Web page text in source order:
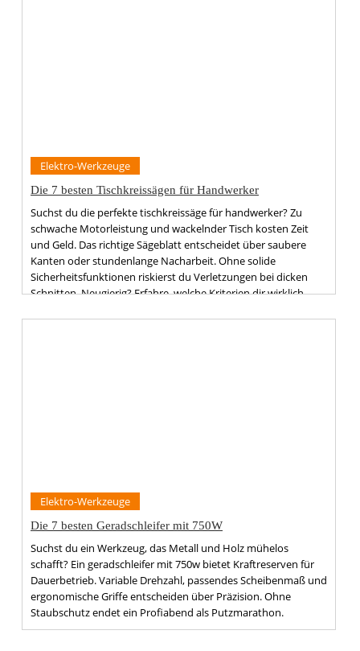
Elektro-Werkzeuge
Die 7 besten Tischkreissägen für Handwerker
Suchst du die perfekte tischkreissäge für handwerker? Zu
schwache Motorleistung und wackelnder Tisch kosten Zeit
und Geld. Das richtige Sägeblatt entscheidet über saubere
Kanten oder stundenlange Nacharbeit. Ohne solide
Sicherheitsfunktionen riskierst du Verletzungen bei dicken
Schnitten. Neugierig? Erfahre, welche Kriterien dir wirklich
Elektro-Werkzeuge
Die 7 besten Geradschleifer mit 750W
Suchst du ein Werkzeug, das Metall und Holz mühelos
schafft? Ein geradschleifer mit 750w bietet Kraftreserven für
Dauerbetrieb. Variable Drehzahl, passendes Scheibenmaß und
ergonomische Griffe entscheiden über Präzision. Ohne
Staubschutz endet ein Profiabend als Putzmarathon.